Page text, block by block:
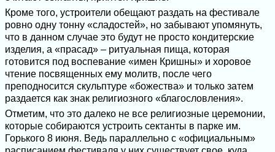
Кроме того, устроители обещают раздать на фестивале
ровно одну тонну «сладостей», но забывают упомянуть,
что в данном случае это будут не просто кондитерские
изделия, а «прасад» – ритуальная пища, которая
готовится под воспевание «имен Кришны» и хоровое
чтение посвященных ему молитв, после чего
преподносится скульптуре «божества» и только затем
раздается как знак религиозного «благословления».
Отметим, что это далеко не все религиозные церемонии,
которые собираются устроить сектанты в парке им.
Горького 8 июня. Ведь параллельно с «официальным»